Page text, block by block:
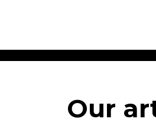
FOR
Our